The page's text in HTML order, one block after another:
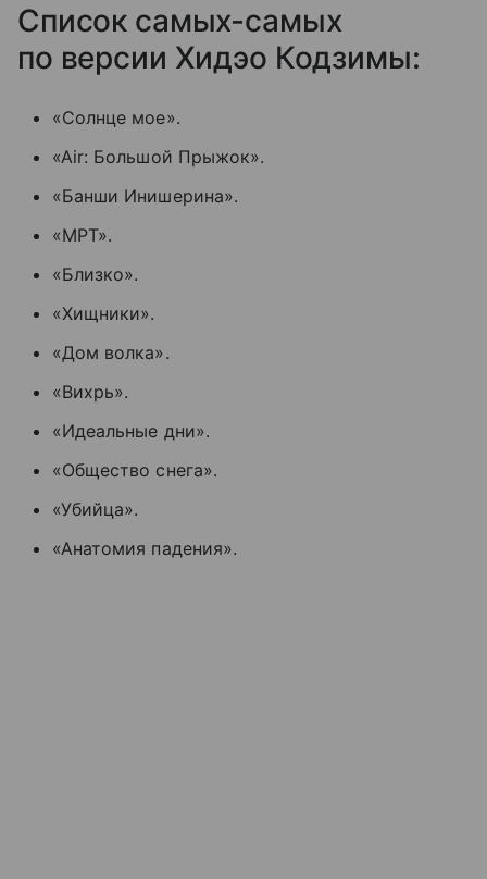
Список самых-самых
по версии Хидэо Кодзимы:
«Солнце мое».
«Air: Большой Прыжок».
«Банши Инишерина».
«МРТ».
«Близко».
«Хищники».
«Дом волка».
«Вихрь».
«Идеальные дни».
«Общество снега».
«Убийца».
«Анатомия падения».